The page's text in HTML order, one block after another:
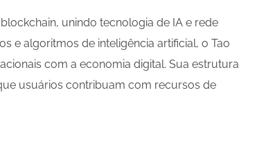
unindo tecnologia de IA e rede
e algoritmos de inteligência artificial, o Tao
com a economia digital. Sua estrutura
usuários contribuam com recursos de